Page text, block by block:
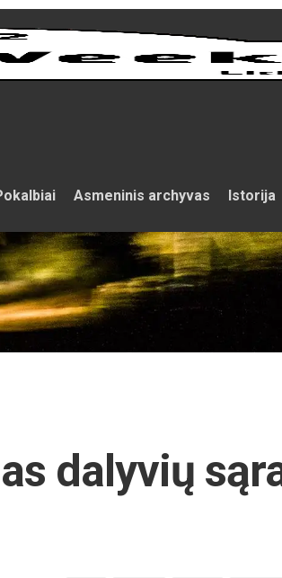
Asmeninis archyvas Istorija
dalyvių